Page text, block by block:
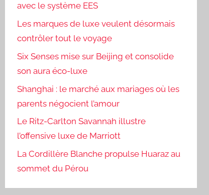
avec le système EES
Les marques de luxe veulent désormais
contrôler tout le voyage
Six Senses mise sur Beijing et consolide
son aura éco-luxe
Shanghai : le marché aux mariages où les
parents négocient l’amour
Le Ritz-Carlton Savannah illustre
l’offensive luxe de Marriott
La Cordillère Blanche propulse Huaraz au
sommet du Pérou